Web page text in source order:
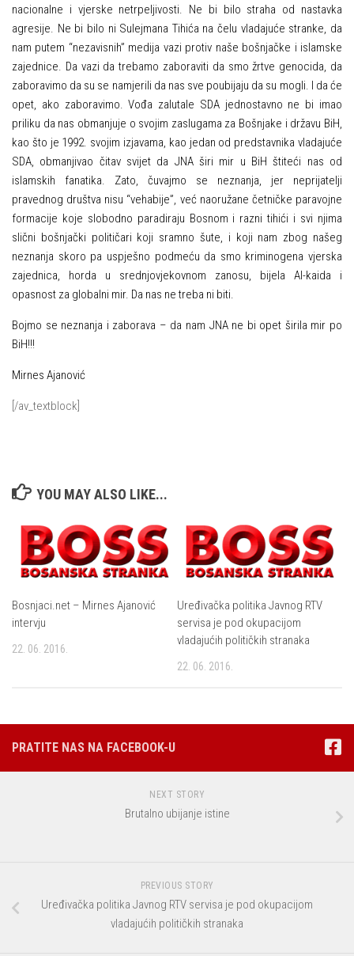
nacionalne i vjerske netrpeljivosti. Ne bi bilo straha od nastavka
agresije. Ne bi bilo ni Sulejmana Tihića na čelu vladajuće stranke, da
nam putem “nezavisnih” medija vazi protiv naše bošnjačke i islamske
zajednice. Da vazi da trebamo zaboraviti da smo žrtve genocida, da
zaboravimo da su se namjerili da nas sve poubijaju da su mogli. I da će
opet, ako zaboravimo. Vođa zalutale SDA jednostavno ne bi imao
priliku da nas obmanjuje o svojim zaslugama za Bošnjake i državu BiH,
kao što je 1992. svojim izjavama, kao jedan od predstavnika vladajuće
SDA, obmanjivao čitav svijet da JNA širi mir u BiH štiteći nas od
islamskih fanatika. Zato, čuvajmo se neznanja, jer neprijatelji
pravednog društva nisu “vehabije”, već naoružane četničke paravojne
formacije koje slobodno paradiraju Bosnom i razni tihići i svi njima
slični bošnjački političari koji sramno šute, i koji nam zbog našeg
neznanja skoro pa uspješno podmeću da smo kriminogena vjerska
zajednica, horda u srednjovjekovnom zanosu, bijela Al-kaida i
opasnost za globalni mir. Da nas ne treba ni biti.
Bojmo se neznanja i zaborava – da nam JNA ne bi opet širila mir po
BiH!!!
Mirnes Ajanović
[/av_textblock]
YOU MAY ALSO LIKE...
Bosnjaci.net – Mirnes Ajanović
intervju
22. 06. 2016.
Uređivačka politika Javnog RTV
servisa je pod okupacijom
vladajućih političkih stranaka
22. 06. 2016.
PRATITE NAS NA FACEBOOK-U
NEXT STORY
Brutalno ubijanje istine
PREVIOUS STORY
Uređivačka politika Javnog RTV servisa je pod okupacijom
vladajućih političkih stranaka